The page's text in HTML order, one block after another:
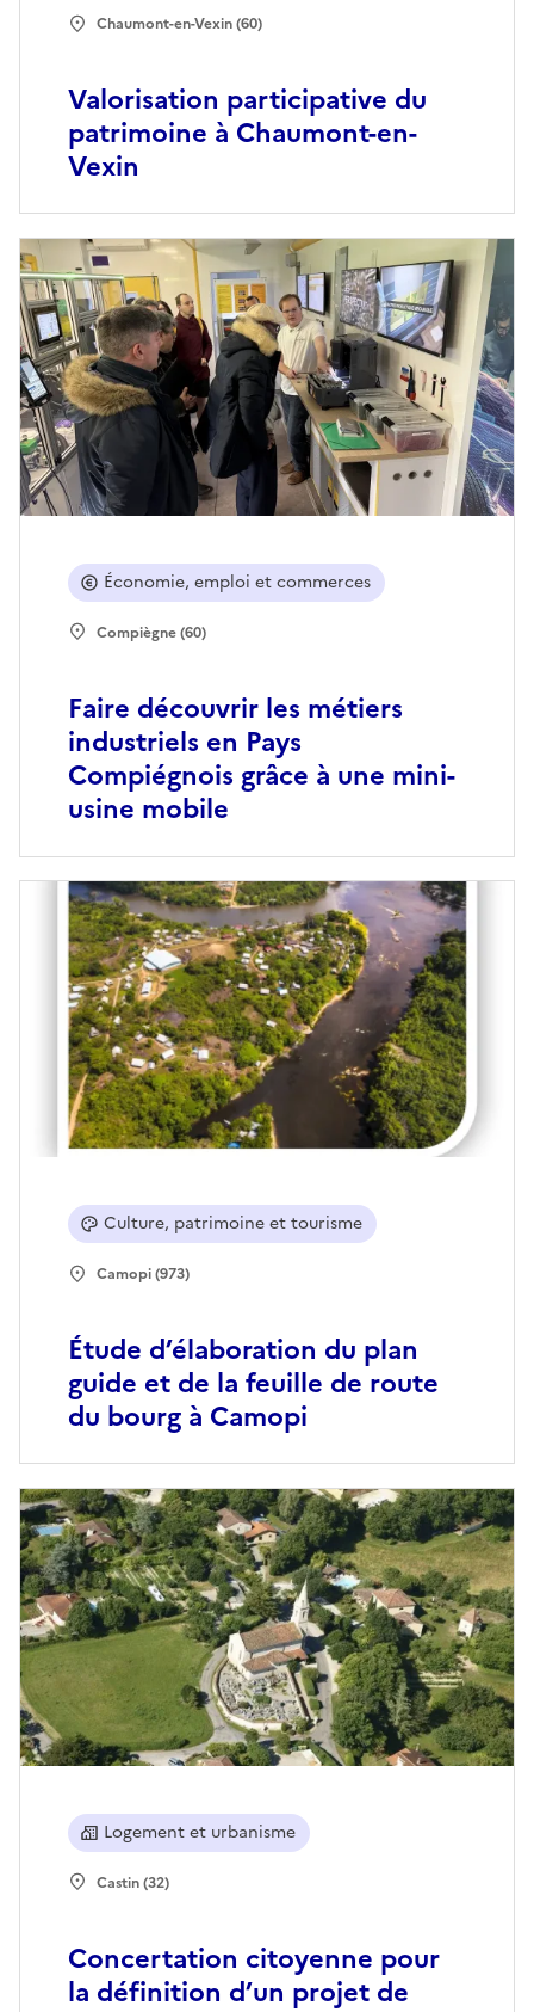
Valorisation participative du
patrimoine à Chaumont-en-
Vexin
Chaumont-en-Vexin (60)
Faire découvrir les métiers
industriels en Pays
Compiégnois grâce à une mini-
usine mobile
Économie, emploi et commerces
Compiègne (60)
Étude d’élaboration du plan
guide et de la feuille de route
du bourg à Camopi
Culture, patrimoine et tourisme
Camopi (973)
Concertation citoyenne pour
la définition d’un projet de
Logement et urbanisme
Castin (32)